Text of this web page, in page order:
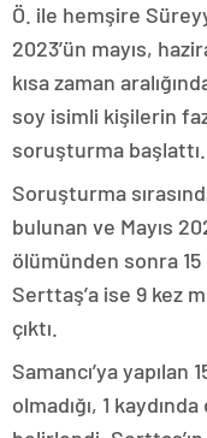
Ö. ile hemşire
2023’ün mayıs,
kısa zaman
soy isimli kişilerin
soruşturma başlattı.
Soruşturma
bulunan ve Mayıs
ölümünden sonra
Serttaş’a ise 9 kez
çıktı.
Samancı’ya
olmadığı, 1